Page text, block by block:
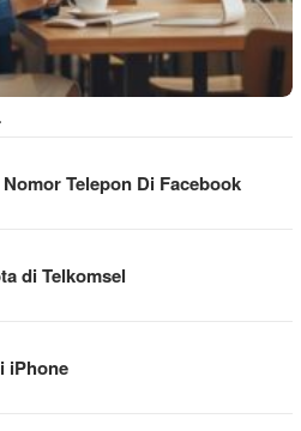
Telepon Di Facebook
di Telkomsel
iPhone